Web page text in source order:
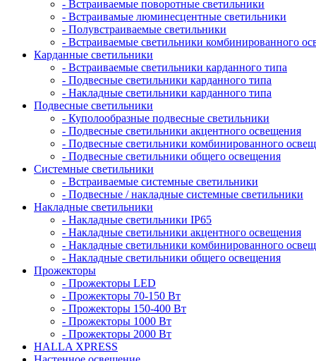
- Встраиваемые поворотные светильники
- Встраивамые люминесцентные светильники
- Полувстраиваемые светильники
- Встраиваемые светильники комбинированного
Карданные светильники
- Встраиваемые светильники карданного типа
- Подвесные светильники карданного типа
- Накладные светильники карданного типа
Подвесные светильники
- Куполообразные подвесные светильники
- Подвесные светильники акцентного освещения
- Подвесные светильники комбинированного
- Подвесные светильники общего освещения
Системные светильники
- Встраиваемые системные светильники
- Подвесные / накладные системные светильники
Накладные светильники
- Накладные светильники IP65
- Накладные светильники акцентного освещения
- Накладные светильники комбинированного
- Накладные светильники общего освещения
Прожекторы
- Прожекторы LED
- Прожекторы 70-150 Вт
- Прожекторы 150-400 Вт
- Прожекторы 1000 Вт
- Прожекторы 2000 Вт
HALLA XPRESS